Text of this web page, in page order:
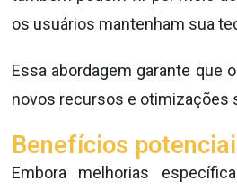
os usuários mantenham sua
Essa abordagem garante que
novos recursos e otimizações
Benefícios
Embora melhorias